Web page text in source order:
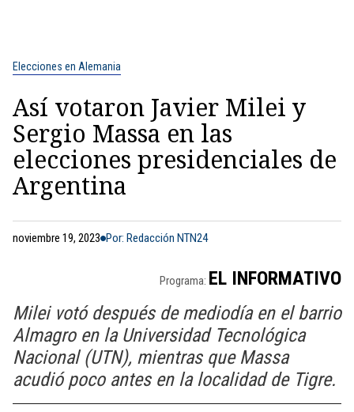
Elecciones en Alemania
Así votaron Javier Milei y
Sergio Massa en las
elecciones presidenciales de
Argentina
noviembre 19, 2023 Por: Redacción NTN24
Programa: EL INFORMATIVO
Milei votó después de mediodía en el barrio
Almagro en la Universidad Tecnológica
Nacional (UTN), mientras que Massa
acudió poco antes en la localidad de Tigre.